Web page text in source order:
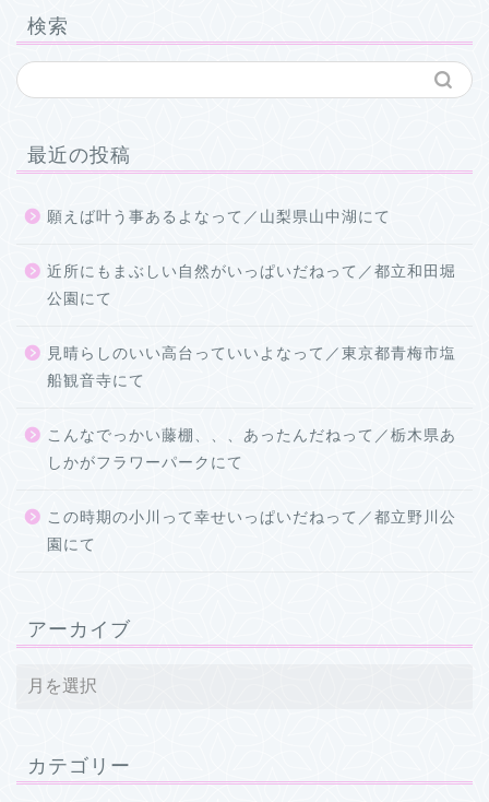
検索
最近の投稿
願えば叶う事あるよなって／山梨県山中湖にて
近所にもまぶしい自然がいっぱいだねって／都立和田堀
公園にて
見晴らしのいい高台っていいよなって／東京都青梅市塩
船観音寺にて
こんなでっかい藤棚、、、あったんだねって／栃木県あ
しかがフラワーパークにて
この時期の小川って幸せいっぱいだねって／都立野川公
園にて
アーカイブ
カテゴリー